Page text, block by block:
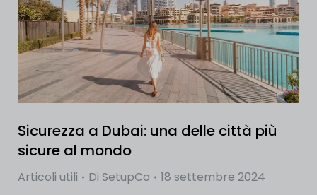
Sicurezza a Dubai: una delle città più
sicure al mondo
Articoli utili Di SetupCo
18 settembre 2024